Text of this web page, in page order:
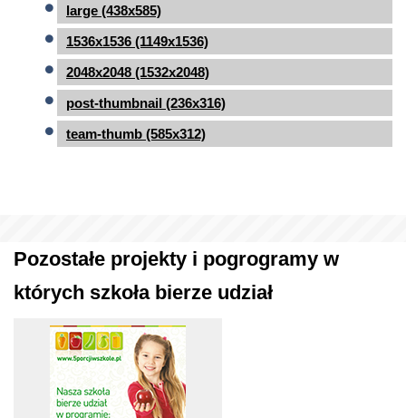
large (438x585)
1536x1536 (1149x1536)
2048x2048 (1532x2048)
post-thumbnail (236x316)
team-thumb (585x312)
Pozostałe projekty i pogrogramy w
których szkoła bierze udział